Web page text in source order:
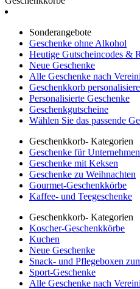
Sonderangebote
Geschenke ohne Alkohol
Heutige Gutscheincodes &
Neue Geschenke
Alle Geschenke nach
Geschenkkorb
Personalisierte Geschenke
Geschenkgutscheine
Wählen Sie das passende
Geschenkkorb- Kategorien
Geschenke für Unternehmen
Geschenke mit Keksen
Geschenke zu Weihnachten
Gourmet-Geschenkkörbe
Kaffee- und Teegeschenke
Geschenkkorb- Kategorien
Koscher-Geschenkkörbe
Kuchen
Neue Geschenke
Snack- und Pflegeboxen
Sport-Geschenke
Alle Geschenke nach